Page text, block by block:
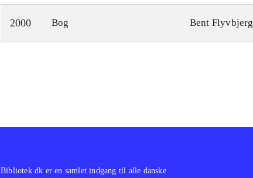
2000 Bog Bent Flyvbjerg
Bibliotek.dk er en samlet indgang til alle danske